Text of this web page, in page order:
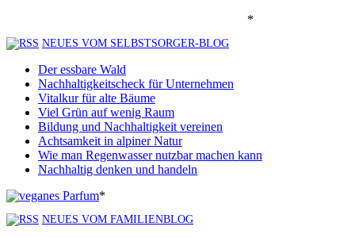
*
NEUES VOM SELBSTSORGER-BLOG
Der essbare Wald
Nachhaltigkeitscheck für Unternehmen
Vitalkur für alte Bäume
Viel Grün auf wenig Raum
Bildung und Nachhaltigkeit vereinen
Achtsamkeit in alpiner Natur
Wie man Regenwasser nutzbar machen kann
Nachhaltig denken und handeln
*
NEUES VOM FAMILIENBLOG